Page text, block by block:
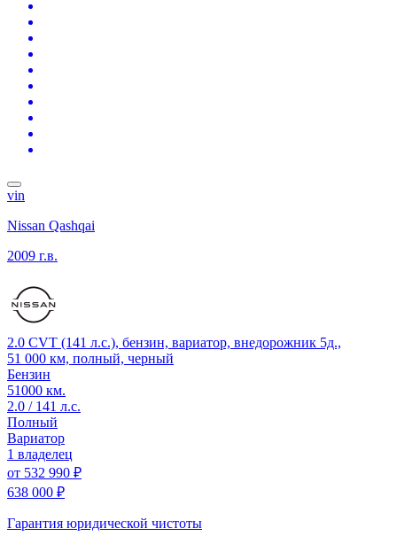
vin
Nissan Qashqai
2009 г.в.
2.0 CVT (141 л.с.), бензин, вариатор, внедорожник 5д.,
51 000 км, полный, черный
Бензин
51000 км.
2.0 / 141 л.с.
Полный
Вариатор
1 владелец
от 532 990 ₽
638 000 ₽
Гарантия юридической чистоты